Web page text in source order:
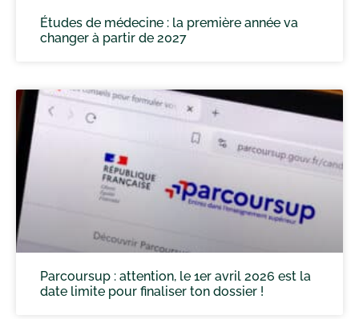
Études de médecine : la première année va
changer à partir de 2027
Parcoursup : attention, le 1er avril 2026 est la
date limite pour finaliser ton dossier !